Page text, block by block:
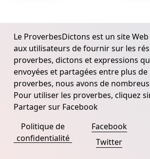
Le ProverbesDictons est un site
aux utilisateurs de fournir sur les
proverbes, dictons et expressions
envoyées et partagées entre plus de
proverbes, nous avons de
Pour utiliser les proverbes, cliquez
Partager sur Facebook
Politique de
confidentialité
Facebook
Twitter